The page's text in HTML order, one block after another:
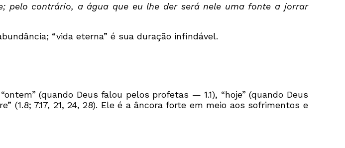
pelo contrário, a água que eu lhe der será nele uma fonte a jorrar
“vida eterna” é sua duração infindável.
(quando Deus falou pelos profetas — 1.1), “hoje” (quando Deus
(1.8; 7.17, 21, 24, 28). Ele é a âncora forte em meio aos sofrimentos e